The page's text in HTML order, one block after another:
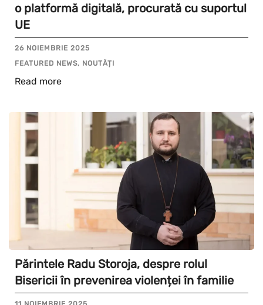
o platformă digitală, procurată cu suportul
UE
26 NOIEMBRIE 2025
FEATURED NEWS, NOUTĂȚI
Read more
Părintele Radu Storoja, despre rolul
Bisericii în prevenirea violenței în familie